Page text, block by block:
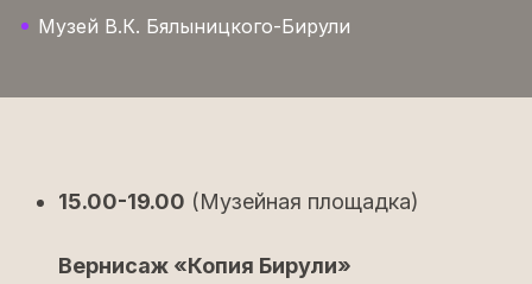
Музей В.К. Бялыницкого-Бирули
15.00-19.00 (Музейная площадка)
Вернисаж «Копия Бирули»